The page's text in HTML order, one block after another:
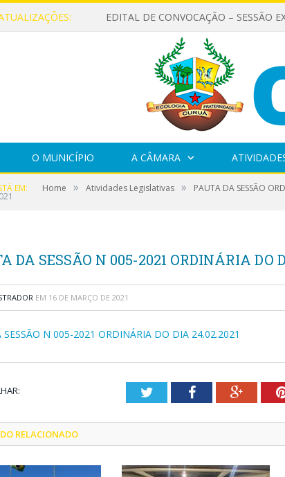
EDITAL DE CONVOCAÇÃO – SESSÃO
O MUNICÍPIO A CÂMARA
EM: Home » Atividades Legislativas » PAUTA DA SESSÃO
DA SESSÃO N 005-2021 ORDINÁRIA DO
EM 16 DE MARÇO DE 2021
SESSÃO N 005-2021 ORDINÁRIA DO DIA 24.02.2021
TwitterFacebook
RELACIONADO